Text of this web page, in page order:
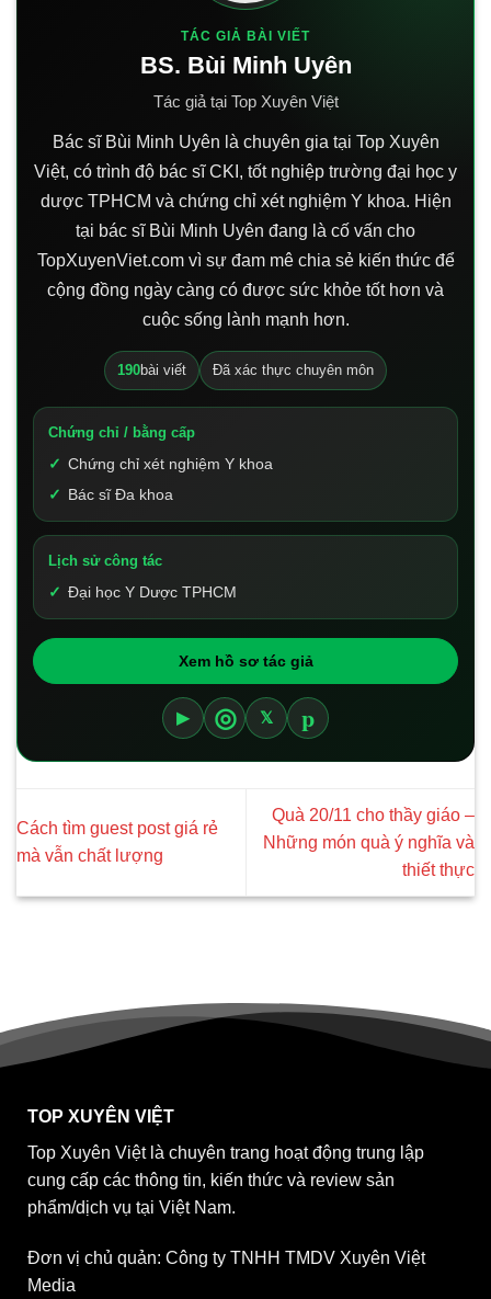
TÁC GIẢ BÀI VIẾT
BS. Bùi Minh Uyên
Tác giả tại Top Xuyên Việt
Bác sĩ Bùi Minh Uyên là chuyên gia tại Top Xuyên
Việt, có trình độ bác sĩ CKI, tốt nghiệp trường đại học y
dược TPHCM và chứng chỉ xét nghiệm Y khoa. Hiện
tại bác sĩ Bùi Minh Uyên đang là cố vấn cho
TopXuyenViet.com vì sự đam mê chia sẻ kiến thức để
cộng đồng ngày càng có được sức khỏe tốt hơn và
cuộc sống lành mạnh hơn.
190bài viết Đã xác thực chuyên môn
Chứng chỉ / bằng cấp
Chứng chỉ xét nghiệm Y khoa
Bác sĩ Đa khoa
Lịch sử công tác
Đại học Y Dược TPHCM
Xem hồ sơ tác giả
▶ ◎ 𝕏 p
Cách tìm guest post giá rẻ
mà vẫn chất lượng
Quà 20/11 cho thầy giáo –
Những món quà ý nghĩa và
thiết thực
TOP XUYÊN VIỆT
Top Xuyên Việt là chuyên trang hoạt động trung lập
cung cấp các thông tin, kiến thức và review sản
phẩm/dịch vụ tại Việt Nam.
Đơn vị chủ quản: Công ty TNHH TMDV Xuyên Việt
Media